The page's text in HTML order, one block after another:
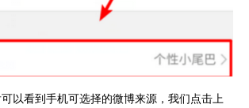
看到手机可选择的微博来源，我们点击上